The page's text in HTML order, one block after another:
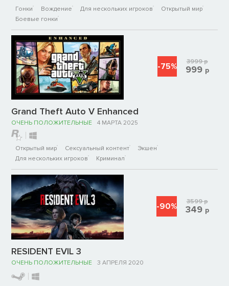
Гонки Вождение Для нескольких игроков
Открытый мир
Боевые гонки
Grand Theft Auto V Enhanced
ОЧЕНЬ ПОЛОЖИТЕЛЬНЫЕ 4 МАРТА 2025
Открытый мир Сексуальный контент
Экшен
Для нескольких игроков
Криминал
-75% 3999р
999 р
RESIDENT EVIL 3
ОЧЕНЬ ПОЛОЖИТЕЛЬНЫЕ 3 АПРЕЛЯ 2020
-90% 3599р
349 р